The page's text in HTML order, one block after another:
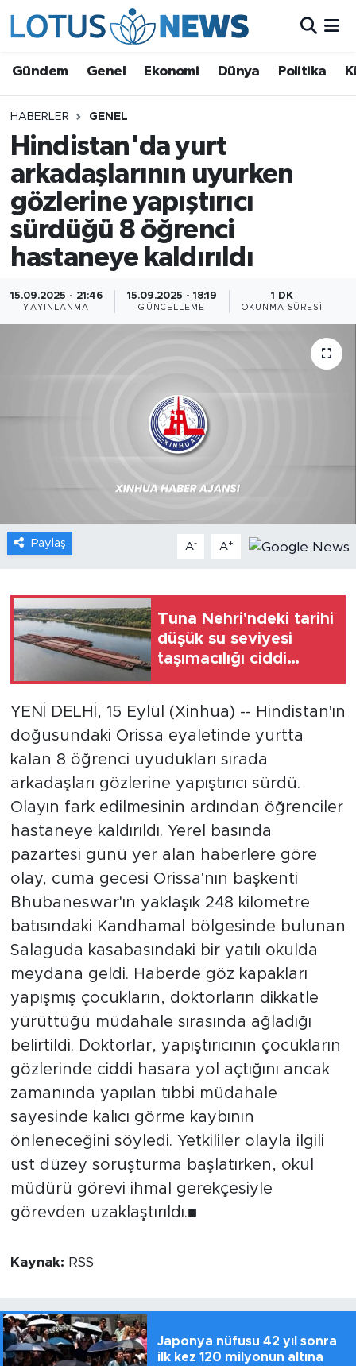
Gündem Genel Ekonomi Dünya Politika
HABERLER GENEL
Hindistan'da yurt
arkadaşlarının uyurken
gözlerine yapıştırıcı
sürdüğü 8 öğrenci
hastaneye kaldırıldı
15.09.2025 - 21:46
YAYINLANMA
15.09.2025 - 18:19
GÜNCELLEME
1 DK
OKUNMA SÜRESI
Paylaş A- A+
Tuna Nehri'ndeki tarihi
düşük su seviyesi
taşımacılığı ciddi
YENİ DELHİ, 15 Eylül (Xinhua) -- Hindistan'ın
doğusundaki Orissa eyaletinde yurtta
kalan 8 öğrenci uyudukları sırada
arkadaşları gözlerine yapıştırıcı sürdü.
Olayın fark edilmesinin ardından öğrenciler
hastaneye kaldırıldı. Yerel basında
pazartesi günü yer alan haberlere göre
olay, cuma gecesi Orissa'nın başkenti
Bhubaneswar'ın yaklaşık 248 kilometre
batısındaki Kandhamal bölgesinde bulunan
Salaguda kasabasındaki bir yatılı okulda
meydana geldi. Haberde göz kapakları
yapışmış çocukların, doktorların dikkatle
yürüttüğü müdahale sırasında ağladığı
belirtildi. Doktorlar, yapıştırıcının çocukların
gözlerinde ciddi hasara yol açtığını ancak
zamanında yapılan tıbbi müdahale
sayesinde kalıcı görme kaybının
önleneceğini söyledi. Yetkililer olayla ilgili
üst düzey soruşturma başlatırken, okul
müdürü görevi ihmal gerekçesiyle
görevden uzaklaştırıldı.■
Kaynak: RSS
Japonya nüfusu 42 yıl sonra
ilk kez 120 milyonun altına
Ekonomi
Dünya
Politika
Kültür - Sanat ve Tarih
Yaşam
Bilim ve Teknoloji
Xinhua
Seyahat